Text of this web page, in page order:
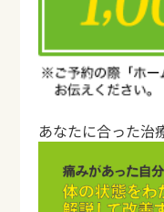
あなたに合った治